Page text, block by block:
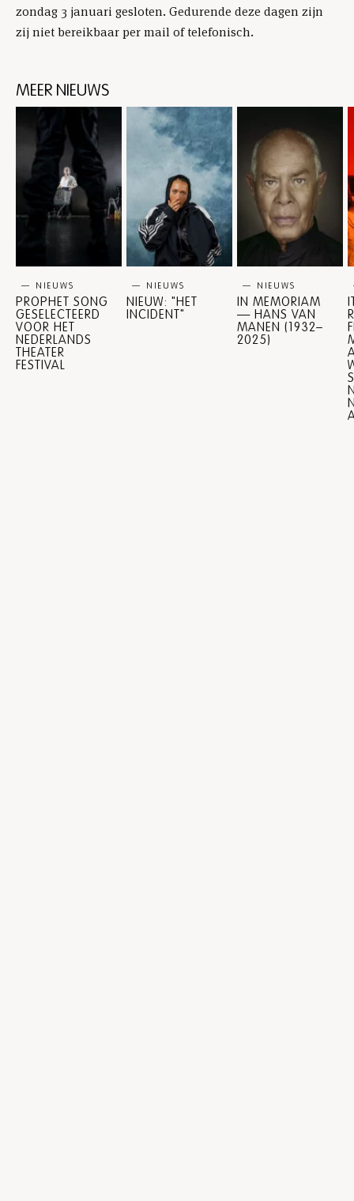
zondag 3 januari gesloten. Gedurende deze dagen zijn
zij niet bereikbaar per mail of telefonisch.
MEER NIEUWS
Skip
MEER
NIEUWS
NIEUWS
PROPHET SONG
GESELECTEERD
VOOR HET
NEDERLANDS
THEATER
FESTIVAL
NIEUWS
NIEUW: "HET
INCIDENT"
NIEUWS
IN MEMORIAM
— HANS VAN
MANEN (1932–
2025)